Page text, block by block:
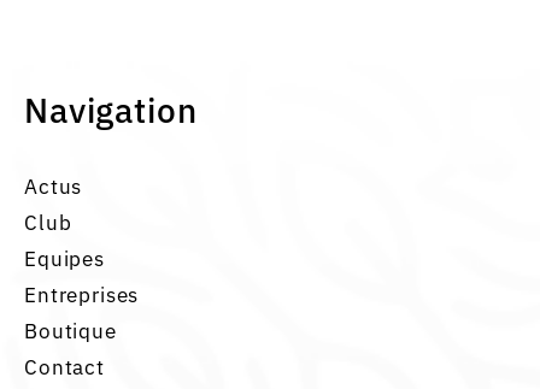
Navigation
Actus
Club
Equipes
Entreprises
Boutique
Contact